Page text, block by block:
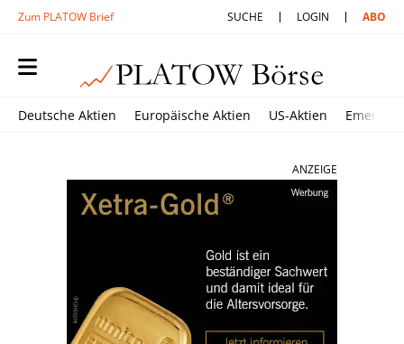
Zum PLATOW Brief SUCHE LOGIN ABO
Deutsche Aktien Europäische Aktien US-Aktien
ANZEIGE